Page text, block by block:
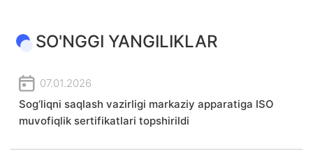
SO'NGGI YANGILIKLAR
07.01.2026
Sog‘liqni saqlash vazirligi markaziy apparatiga ISO
muvofiqlik sertifikatlari topshirildi